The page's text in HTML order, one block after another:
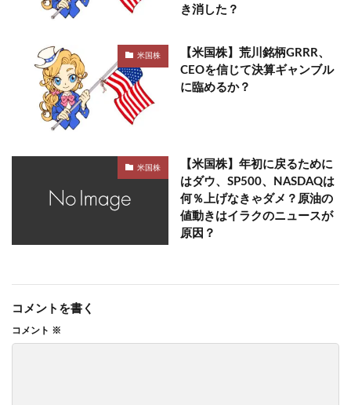
き消した？
米国株
【米国株】荒川銘柄GRRR、
CEOを信じて決算ギャンブル
に臨めるか？
米国株
【米国株】年初に戻るために
はダウ、SP500、NASDAQは
何％上げなきゃダメ？原油の
値動きはイラクのニュースが
原因？
コメントを書く
コメント ※